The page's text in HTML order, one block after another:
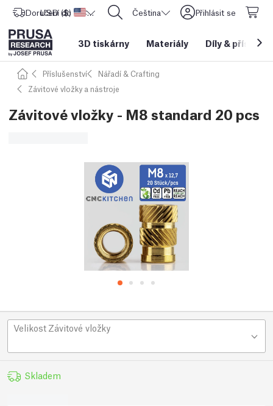
Doručení do Spojené státy americké
USD ($) CORE One L: Nyní skladem! Čeština Přihlásit se
3D tiskárny Materiály Díly &
Příslušenství
Nářadí & Crafting
Závitové vložky a nástroje
Závitové vložky - M8 standard 20 pcs
Velikost Závitové vložky
Skladem